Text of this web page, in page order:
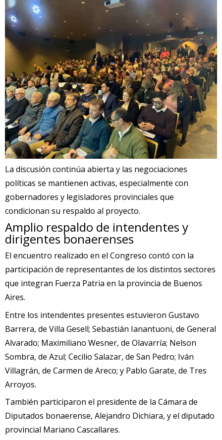
La discusión continúa abierta y las negociaciones
políticas se mantienen activas, especialmente con
gobernadores y legisladores provinciales que
condicionan su respaldo al proyecto.
Amplio respaldo de intendentes y
dirigentes bonaerenses
El encuentro realizado en el Congreso contó con la
participación de representantes de los distintos sectores
que integran Fuerza Patria en la provincia de Buenos
Aires.
Entre los intendentes presentes estuvieron Gustavo
Barrera, de Villa Gesell; Sebastián Ianantuoni, de General
Alvarado; Maximiliano Wesner, de Olavarría; Nelson
Sombra, de Azul; Cecilio Salazar, de San Pedro; Iván
Villagrán, de Carmen de Areco; y Pablo Garate, de Tres
Arroyos.
También participaron el presidente de la Cámara de
Diputados bonaerense, Alejandro Dichiara, y el diputado
provincial Mariano Cascallares.